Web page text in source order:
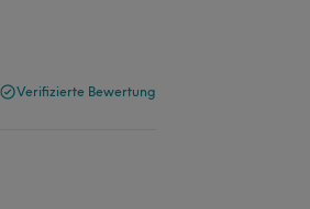
Verifizierte Bewertung